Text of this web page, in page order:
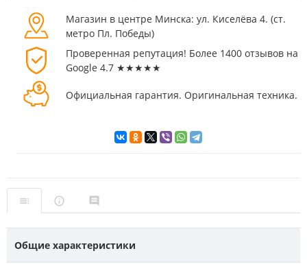
Магазин в центре Минска: ул. Киселёва 4. (cт.
метро Пл. Победы)
Проверенная репутация! Более 1400 отзывов на
Google 4.7 ★★★★★
Официальная гарантия. Оригинальная техника.
Общие характеристики